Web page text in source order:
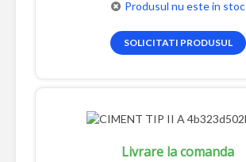
Produsul nu este in stoc
SOLICITATI PRODUSUL
Livrare la comanda